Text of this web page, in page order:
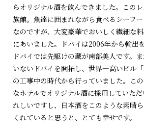
らオリジナル酒を飲んできました。この
族館。魚達に囲まれながら食べるシーフ
なのですが、大変豪華でおいしく繊細な
にあいました。ドバイは2006年から輸出
ドバイでは先駆けの蔵が南部美人です。
いないドバイを開拓し、世界一高いビル「
の工事中の時代から行っていました。こ
なホテルでオリジナル酒に採用していた
れしいですし、日本酒をこのような素晴
くれていると思うと、とても幸せです。